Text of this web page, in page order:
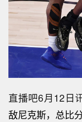
直播吧6月12日
敌尼克斯，总比